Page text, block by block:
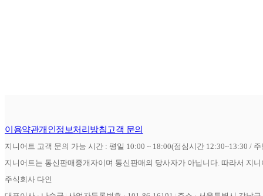
이용약관개인정보처리방침고객 문의
지니어트 고객 문의 가능 시간 : 평일 10:00 ~ 18:00(점심시간 12:30~13:30 /
지니어트는 통신판매중개자이며 통신판매의 당사자가 아닙니다. 따라서 지
주식회사 다인